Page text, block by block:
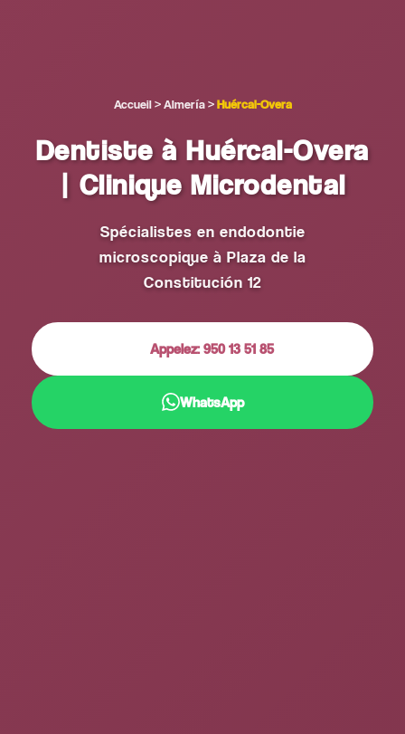
Accueil>Almería>Huércal-Overa
Dentiste à Huércal-Overa
| Clinique Microdental
Spécialistes en endodontie
microscopique à Plaza de la
Constitución 12
Appelez: 950 13 51 85
WhatsApp